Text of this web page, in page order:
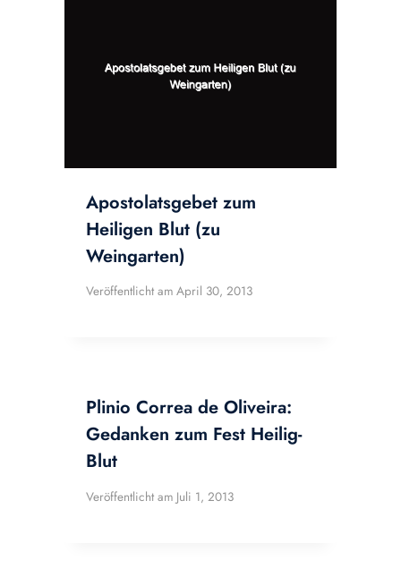
Apostolatsgebet zum
Heiligen Blut (zu
Weingarten)
Veröffentlicht am April 30, 2013
Plinio Correa de Oliveira:
Gedanken zum Fest Heilig-
Blut
Veröffentlicht am Juli 1, 2013